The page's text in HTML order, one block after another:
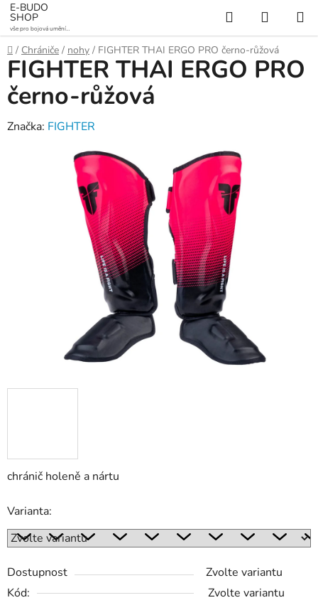
Přejít
na
obsah
E-BUDO
SHOP
vše pro bojová umění a
sporty
Hledat
KOŠÍK
Domů
/ Chrániče / nohy / FIGHTER THAI ERGO PRO černo-růžová
chránič holeně a nártu
Varianta:
Dostupnost
Zvolte variantu
Kód:
Zvolte variantu
FIGHTER THAI ERGO PRO
černo-růžová
Značka: FIGHTER